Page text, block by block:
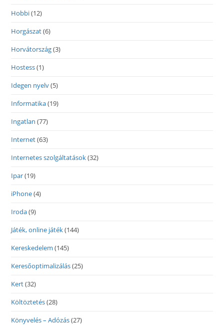
Hobbi(12)
Horgászat(6)
Horvátország(3)
Hostess(1)
Idegen nyelv(5)
Informatika(19)
Ingatlan (77)
Internet(63)
Internetes szolgáltatások(32)
Ipar(19)
iPhone(4)
Iroda(9)
Játék, online játék(144)
Kereskedelem (145)
Keresőoptimalizálás(25)
Kert(32)
Költöztetés(28)
Könyvelés – Adózás(27)